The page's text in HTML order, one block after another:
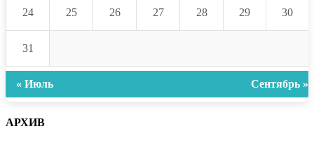
24 25 26 27 28 29 30
31
« Июль Сентябрь »
АРХИВ